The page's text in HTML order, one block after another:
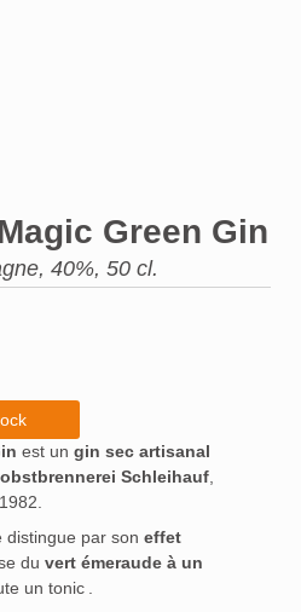
Green Gin
40%, 50 cl.
est un gin sec artisanal
Schleihauf
distingue par son effet
du vert émeraude à un
un tonic .